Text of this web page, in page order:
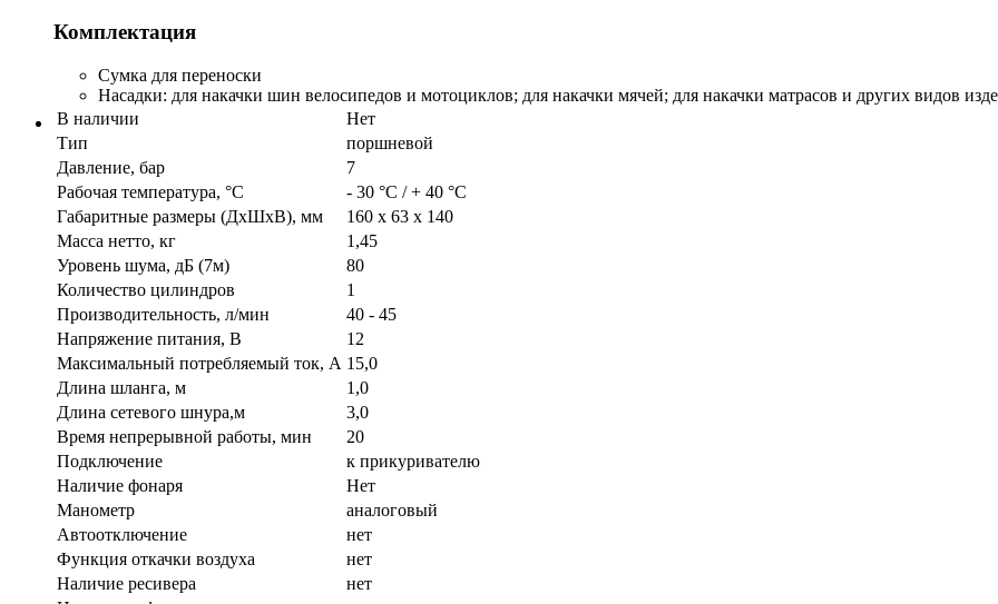
Комплектация
Сумка для переноски
Насадки: для накачки шин велосипедов и мотоциклов; для накачки мячей; для накачки матрасов и других видов
В наличии
Нет
Тип
поршневой
Давление, бар
7
Рабочая температура, °C
- 30 °C / + 40 °C
Габаритные размеры (ДхШхВ), мм
160 x 63 x 140
Масса нетто, кг
1,45
Уровень шума, дБ (7м)
80
Количество цилиндров
1
Производительность, л/мин
40 - 45
Напряжение питания, В
12
Максимальный потребляемый ток, А 15,0
Длина шланга, м
1,0
Длина сетевого шнура,м
3,0
Время непрерывной работы, мин
20
Подключение
к прикуривателю
Наличие фонаря
Нет
Манометр
аналоговый
Автоотключение
нет
Функция откачки воздуха
нет
Наличие ресивера
нет